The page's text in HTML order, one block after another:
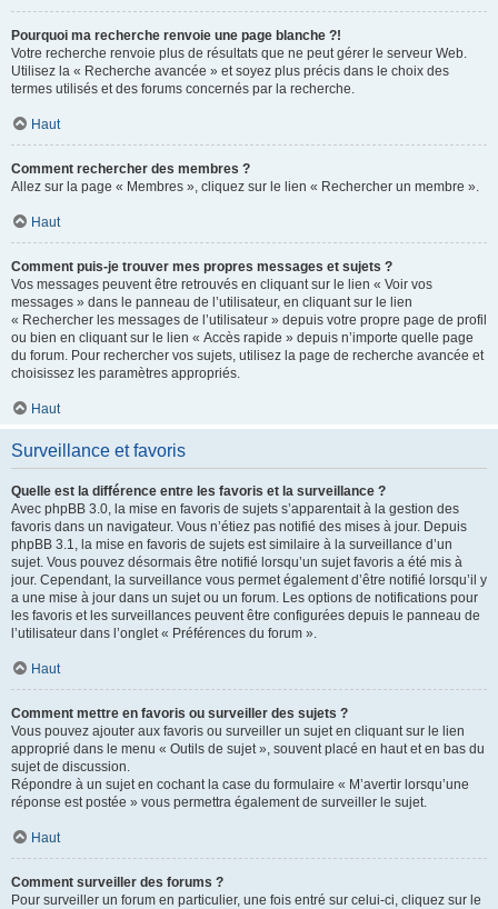
Pourquoi ma recherche renvoie une page blanche ?!
Votre recherche renvoie plus de résultats que ne peut gérer le serveur Web.
Utilisez la « Recherche avancée » et soyez plus précis dans le choix des
termes utilisés et des forums concernés par la recherche.
Haut
Comment rechercher des membres ?
Allez sur la page « Membres », cliquez sur le lien « Rechercher un membre ».
Haut
Comment puis-je trouver mes propres messages et sujets ?
Vos messages peuvent être retrouvés en cliquant sur le lien « Voir vos
messages » dans le panneau de l’utilisateur, en cliquant sur le lien
« Rechercher les messages de l’utilisateur » depuis votre propre page de profil
ou bien en cliquant sur le lien « Accès rapide » depuis n’importe quelle page
du forum. Pour rechercher vos sujets, utilisez la page de recherche avancée et
choisissez les paramètres appropriés.
Haut
Surveillance et favoris
Quelle est la différence entre les favoris et la surveillance ?
Avec phpBB 3.0, la mise en favoris de sujets s’apparentait à la gestion des
favoris dans un navigateur. Vous n’étiez pas notifié des mises à jour. Depuis
phpBB 3.1, la mise en favoris de sujets est similaire à la surveillance d’un
sujet. Vous pouvez désormais être notifié lorsqu’un sujet favoris a été mis à
jour. Cependant, la surveillance vous permet également d’être notifié lorsqu’il y
a une mise à jour dans un sujet ou un forum. Les options de notifications pour
les favoris et les surveillances peuvent être configurées depuis le panneau de
l’utilisateur dans l’onglet « Préférences du forum ».
Haut
Comment mettre en favoris ou surveiller des sujets ?
Vous pouvez ajouter aux favoris ou surveiller un sujet en cliquant sur le lien
approprié dans le menu « Outils de sujet », souvent placé en haut et en bas du
sujet de discussion.
Répondre à un sujet en cochant la case du formulaire « M’avertir lorsqu’une
réponse est postée » vous permettra également de surveiller le sujet.
Haut
Comment surveiller des forums ?
Pour surveiller un forum en particulier, une fois entré sur celui-ci, cliquez sur le